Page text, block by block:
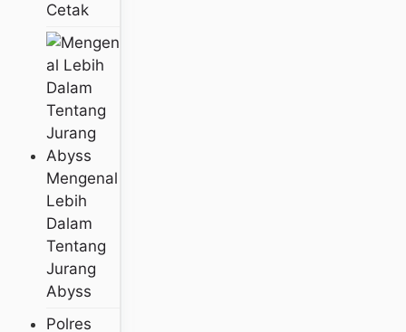
Cetak
Mengenal
Lebih
Dalam
Tentang
Jurang
Abyss
Polres